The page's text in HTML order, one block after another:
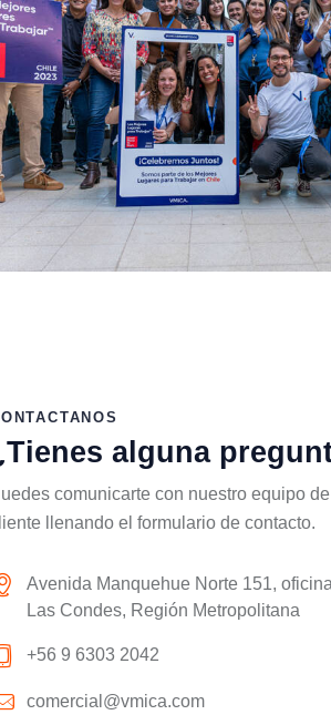
alguna
comunicarte con nuestro equipo de
llenando el formulario de contacto.
Avenida Manquehue Norte 151,
Las Condes, Región Metropolitana
+56 9 6303 2042
comercial@vmica.com